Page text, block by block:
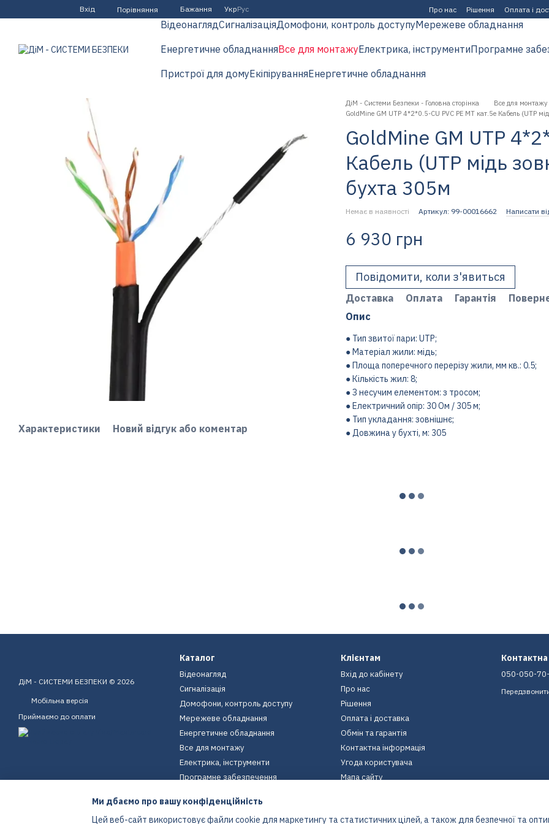
Перейти до основного контенту
Вхід Порівняння Бажання УкрРус Про нас Рішення Оплата і
ВідеонаглядСигналізаціяДомофони, контроль доступуМережеве обладнання
Енергетичне обладнанняВсе для монтажуЕлектрика, інструментиПрограмне
Пристрої для домуЕкіпіруванняЕнергетичне обладнання
Характеристики Новий відгук або коментар
ДіМ - Системи Безпеки - Головна сторінка
Все для монтажу
GoldMine GM UTP 4*2*0.5-CU PVC PE MT кат.5е Кабель (UTP
GoldMine GM UTP
Кабель (UTP мідь
бухта 305м
Немає в наявності Артикул: 99-00016662 Написати
6 930 грн
Повідомити, коли з'явиться
Доставка Оплата Гарантія
Опис
● Тип звитої пари: UTP;
● Матеріал жили: мідь;
● Площа поперечного перерізу жили, мм кв.: 0.5;
● Кількість жил: 8;
● З несучим елементом: з тросом;
● Електричний опір: 30 Ом / 305 м;
● Тип укладання: зовнішнє;
● Довжина у бухті, м: 305
ДіМ - СИСТЕМИ БЕЗПЕКИ © 2026
Мобільна версія
Приймаємо до оплати
Каталог
Відеонагляд
Сигналізація
Домофони, контроль доступу
Мережеве обладнання
Енергетичне обладнання
Все для монтажу
Електрика, інструменти
Програмне забезпечення
Екіпірування
Енергетичне обладнання
Клієнтам
Вхід до кабінету
Про нас
Рішення
Оплата і доставка
Обмін та гарантія
Контактна інформація
Угода користувача
Мапа сайту
050-050-
Ми дбаємо про вашу конфіденційність
Цей веб-сайт використовує файли cookie для маркетингу та статистичних цілей, а також для безпечної та